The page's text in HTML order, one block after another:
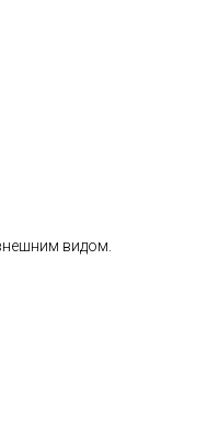
видом.